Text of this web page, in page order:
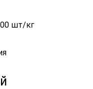
шт/кг